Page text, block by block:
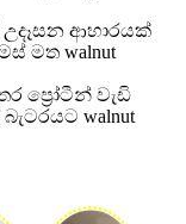
උදෑසන ආහාරයක්
මත walnut
ප්‍රෝටීන් වැඩි
walnut